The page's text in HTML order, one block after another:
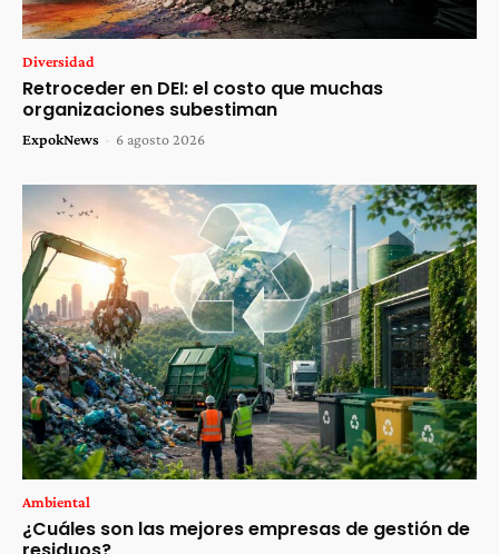
Diversidad
Retroceder en DEI: el costo que muchas
organizaciones subestiman
ExpokNews - 6 agosto 2026
Ambiental
¿Cuáles son las mejores empresas de gestión de